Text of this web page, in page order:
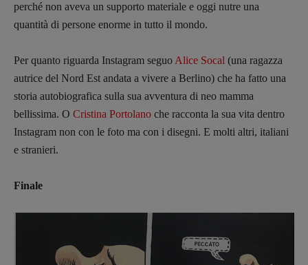
perché non aveva un supporto materiale e oggi nutre una
quantità di persone enorme in tutto il mondo.
Per quanto riguarda Instagram seguo Alice Socal (una ragazza
autrice del Nord Est andata a vivere a Berlino) che ha fatto una
storia autobiografica sulla sua avventura di neo mamma
bellissima. O Cristina Portolano che racconta la sua vita dentro
Instagram non con le foto ma con i disegni. E molti altri, italiani
e stranieri.
Finale